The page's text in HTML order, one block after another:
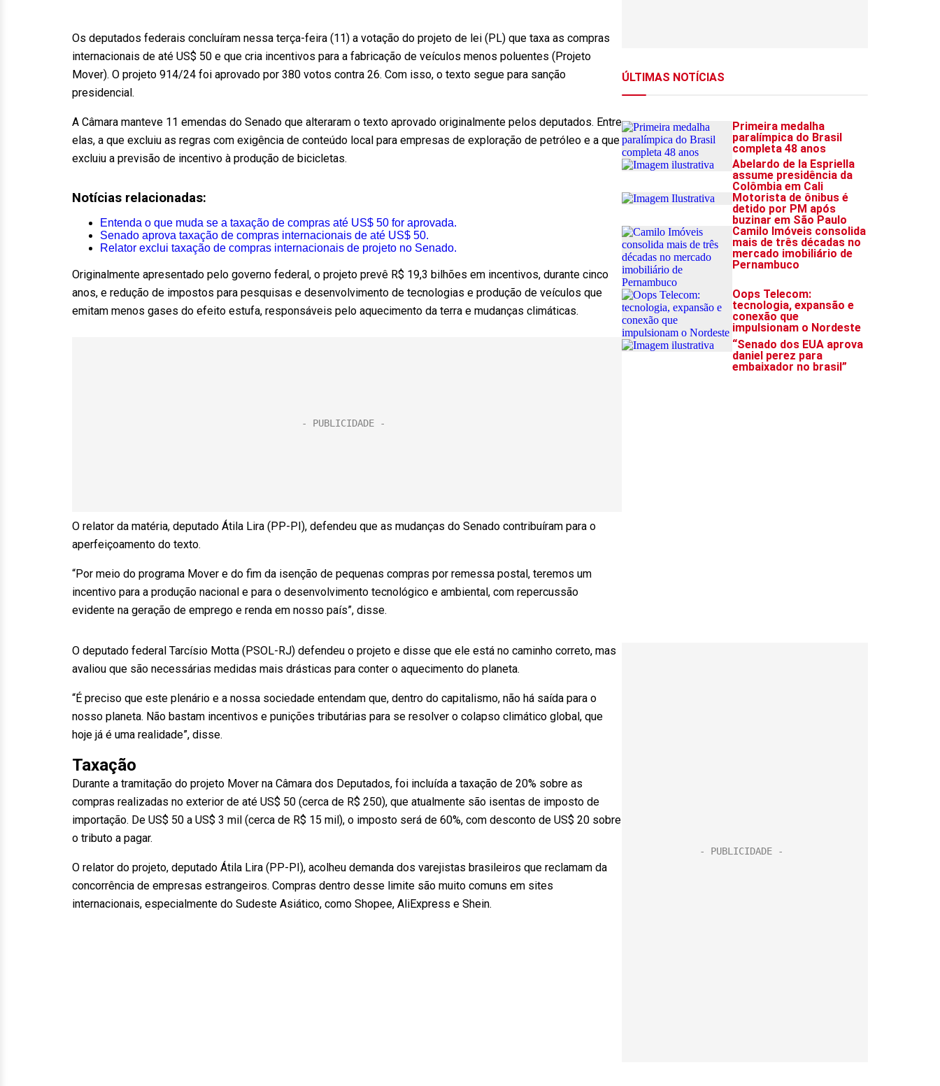
Os deputados federais concluíram nessa terça-feira (11) a votação do projeto de lei (PL) que taxa as compras
internacionais de até US$ 50 e que cria incentivos para a fabricação de veículos menos poluentes (Projeto
Mover). O projeto 914/24 foi aprovado por 380 votos contra 26. Com isso, o texto segue para sanção
presidencial.
A Câmara manteve 11 emendas do Senado que alteraram o texto aprovado originalmente pelos deputados. Entre
elas, a que excluiu as regras com exigência de conteúdo local para empresas de exploração de petróleo e a que
excluiu a previsão de incentivo à produção de bicicletas.
Notícias relacionadas:
Entenda o que muda se a taxação de compras até US$ 50 for aprovada.
Senado aprova taxação de compras internacionais de até US$ 50.
Relator exclui taxação de compras internacionais de projeto no Senado.
Originalmente apresentado pelo governo federal, o projeto prevê R$ 19,3 bilhões em incentivos, durante cinco
anos, e redução de impostos para pesquisas e desenvolvimento de tecnologias e produção de veículos que
emitam menos gases do efeito estufa, responsáveis pelo aquecimento da terra e mudanças climáticas.
O relator da matéria, deputado Átila Lira (PP-PI), defendeu que as mudanças do Senado contribuíram para o
aperfeiçoamento do texto.
“Por meio do programa Mover e do fim da isenção de pequenas compras por remessa postal, teremos um
incentivo para a produção nacional e para o desenvolvimento tecnológico e ambiental, com repercussão
evidente na geração de emprego e renda em nosso país”, disse.
O deputado federal Tarcísio Motta (PSOL-RJ) defendeu o projeto e disse que ele está no caminho correto, mas
avaliou que são necessárias medidas mais drásticas para conter o aquecimento do planeta.
“É preciso que este plenário e a nossa sociedade entendam que, dentro do capitalismo, não há saída para o
nosso planeta. Não bastam incentivos e punições tributárias para se resolver o colapso climático global, que
hoje já é uma realidade”, disse.
Taxação
Durante a tramitação do projeto Mover na Câmara dos Deputados, foi incluída a taxação de 20% sobre as
compras realizadas no exterior de até US$ 50 (cerca de R$ 250), que atualmente são isentas de imposto de
importação. De US$ 50 a US$ 3 mil (cerca de R$ 15 mil), o imposto será de 60%, com desconto de US$ 20 sobre
o tributo a pagar.
O relator do projeto, deputado Átila Lira (PP-PI), acolheu demanda dos varejistas brasileiros que reclamam da
concorrência de empresas estrangeiros. Compras dentro desse limite são muito comuns em sites
internacionais, especialmente do Sudeste Asiático, como Shopee, AliExpress e Shein.